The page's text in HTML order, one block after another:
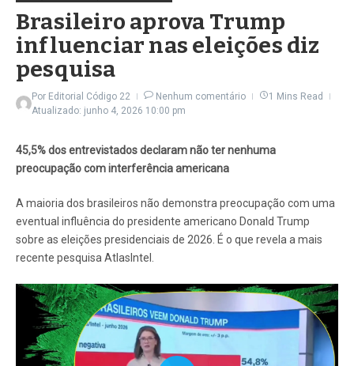
Brasileiro aprova Trump
influenciar nas eleições diz
pesquisa
Por Editorial Código 22 Nenhum comentário
1 Mins Read
Atualizado: junho 4, 2026 10:00 pm
45,5% dos entrevistados declaram não ter nenhuma
preocupação com interferência americana
A maioria dos brasileiros não demonstra preocupação com uma
eventual influência do presidente americano Donald Trump
sobre as eleições presidenciais de 2026. É o que revela a mais
recente pesquisa AtlasIntel.